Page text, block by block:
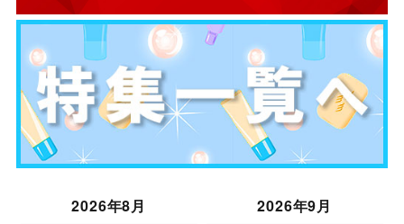
2026年8月
2026年9月